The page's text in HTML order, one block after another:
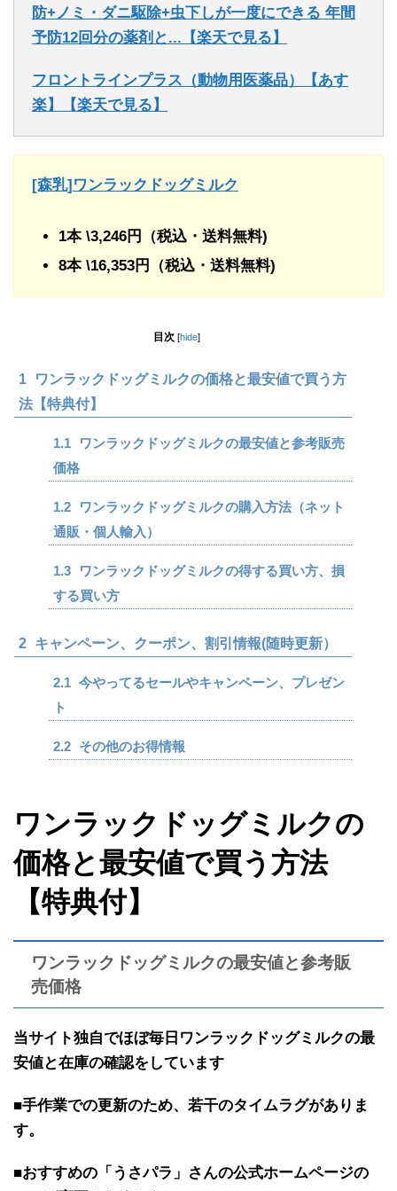
防+ノミ・ダニ駆除+虫下しが一度にできる 年間
予防12回分の薬剤と...【楽天で見る】
フロントラインプラス（動物用医薬品）【あす
楽】【楽天で見る】
[森乳]ワンラックドッグミルク
1本 \3,246円（税込・送料無料)
8本 \16,353円（税込・送料無料)
目次 [hide]
1
ワンラックドッグミルクの価格と最安値で買う方
法【特典付】
1.1
ワンラックドッグミルクの最安値と参考販売
価格
1.2
ワンラックドッグミルクの購入方法（ネット
通販・個人輸入）
1.3
ワンラックドッグミルクの得する買い方、損
する買い方
2 キャンペーン、クーポン、割引情報(随時更新）
2.1 今やってるセールやキャンペーン、プレゼン
ト
2.2 その他のお得情報
ワンラックドッグミルクの
価格と最安値で買う方法
【特典付】
ワンラックドッグミルクの最安値と参考販
売価格
当サイト独自でほぼ毎日ワンラックドッグミルクの最
安値と在庫の確認を しています
■手作業での更新のため、若干のタイムラグがありま
す。
■おすすめの「うさパラ」さんの公式ホームページの